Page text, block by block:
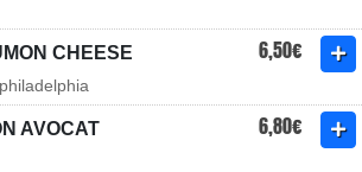
CHEESE 6,50€
AVOCAT 6,80€